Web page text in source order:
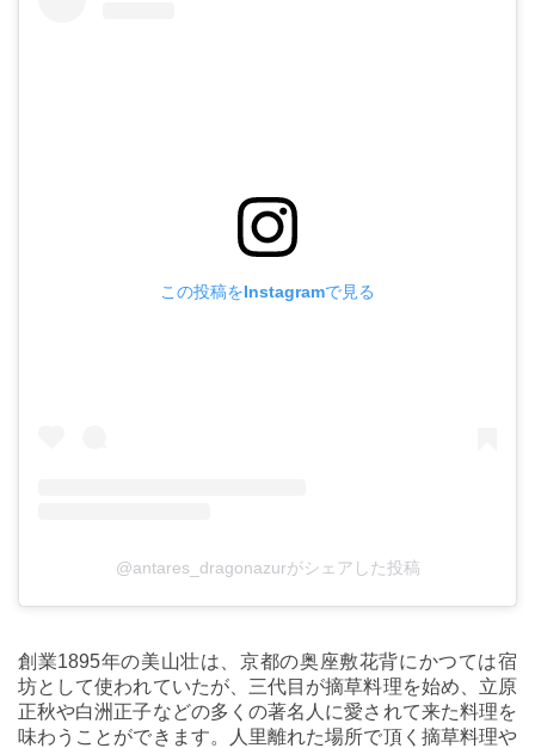
この投稿をInstagramで見る
@antares_dragonazurがシェアした投稿
創業1895年の美山壮は、京都の奥座敷花背にかつては宿
坊として使われていたが、三代目が摘草料理を始め、立原
正秋や白洲正子などの多くの著名人に愛されて来た料理を
味わうことができます。人里離れた場所で頂く摘草料理や